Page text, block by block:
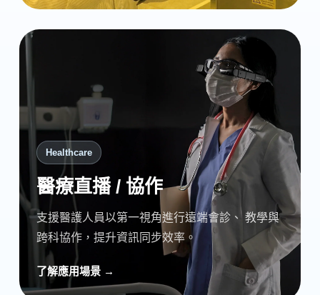
Healthcare
醫療直播 / 協作
支援醫護人員以第一視角進行遠端會診、 教學與
跨科協作，提升資訊同步效率。
了解應用場景 →